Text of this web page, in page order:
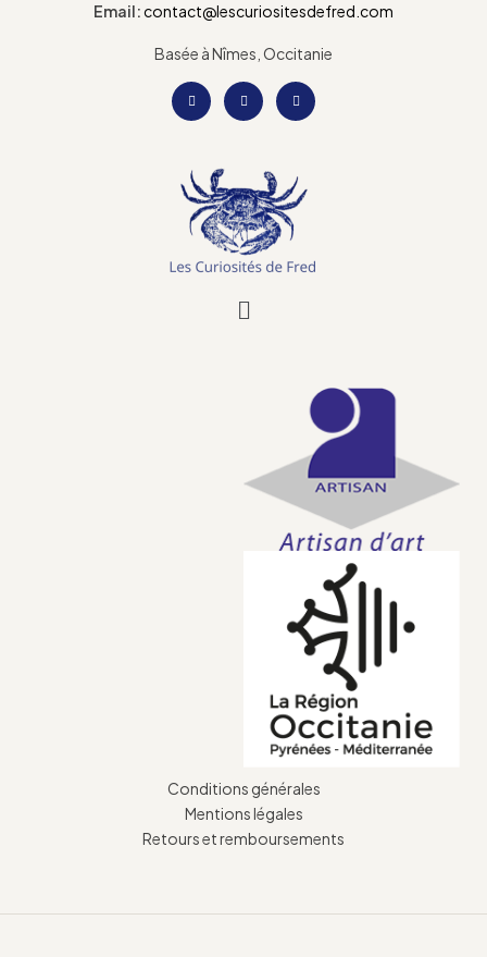
Email:contact@lescuriositesdefred.com
Basée à Nîmes, Occitanie
Conditions générales
Mentions légales
Retours et remboursements